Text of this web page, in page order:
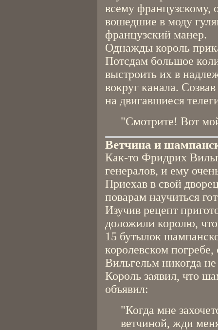
всему французскому,
вошедшие в моду
французский манер.
Однажды король
Потсдам большое
выстроить их в
вокруг канала.
на двигавшиеся
"Смотрите! Вот
Ветчина и
Как-то Фридрих
генералов, и ему
Приехав в свой
поварам научиться
Изучив рецепт
доложили королю, что
15 бутылок
королевском
Вильгельм никогда не
Король заявил, что
объявил:
"Когда мне
ветчиной, жди